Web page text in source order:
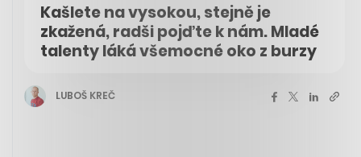
Kašlete na vysokou, stejně je
zkažená, radši pojďte k nám. Mladé
talenty láká všemocné oko z burzy
LUBOŠ KREČ